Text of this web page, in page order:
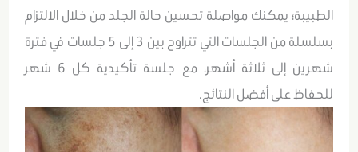
الطبيبة؛ يمكنك مواصلة تحسين حالة الجلد من خلال الالتزام
بسلسلة من الجلسات التي تتراوح بين 3 إلى 5 جلسات في فترة
شهرين إلى ثلاثة أشهر، مع جلسة تأكيدية كل 6 شهر
للحفاظ على أفضل النتائج.